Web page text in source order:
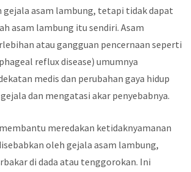
gejala asam lambung, tetapi tidak dapat
asam lambung itu sendiri. Asam
atau gangguan pencernaan seperti
reflux disease) umumnya
medis dan perubahan gaya hidup
dan mengatasi akar penyebabnya.
meredakan ketidaknyamanan
oleh gejala asam lambung,
di dada atau tenggorokan. Ini